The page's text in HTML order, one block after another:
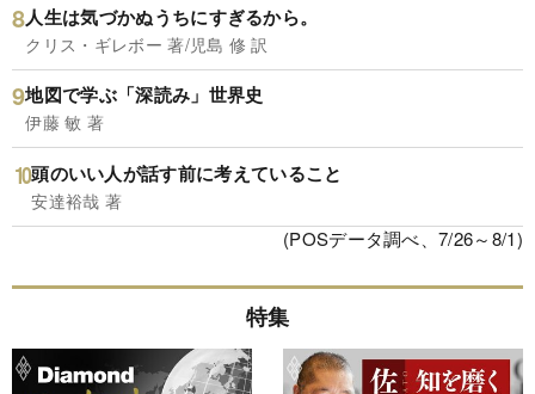
人生は気づかぬうちにすぎるから。
クリス・ギレボー 著/児島 修 訳
地図で学ぶ「深読み」世界史
伊藤 敏 著
頭のいい人が話す前に考えていること
安達裕哉 著
(POSデータ調べ、7/26～8/1)
特集